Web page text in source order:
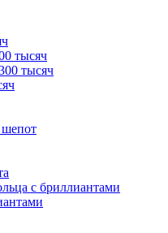
тысяч
тысяч
с бриллиантами